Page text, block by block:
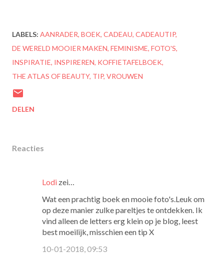
LABELS: AANRADER BOEK CADEAU CADEAUTIP
DE WERELD MOOIER MAKEN FEMINISME FOTO'S
INSPIRATIE INSPIREREN KOFFIETAFELBOEK
THE ATLAS OF BEAUTY TIP VROUWEN
DELEN
Reacties
Lodi zei…
Wat een prachtig boek en mooie foto's.Leuk om
op deze manier zulke pareltjes te ontdekken. Ik
vind alleen de letters erg klein op je blog, leest
best moeilijk, misschien een tip X
10-01-2018, 09:53